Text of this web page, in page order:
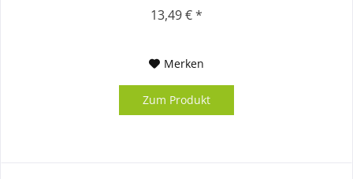
13,49 € *
Merken
Zum Produkt